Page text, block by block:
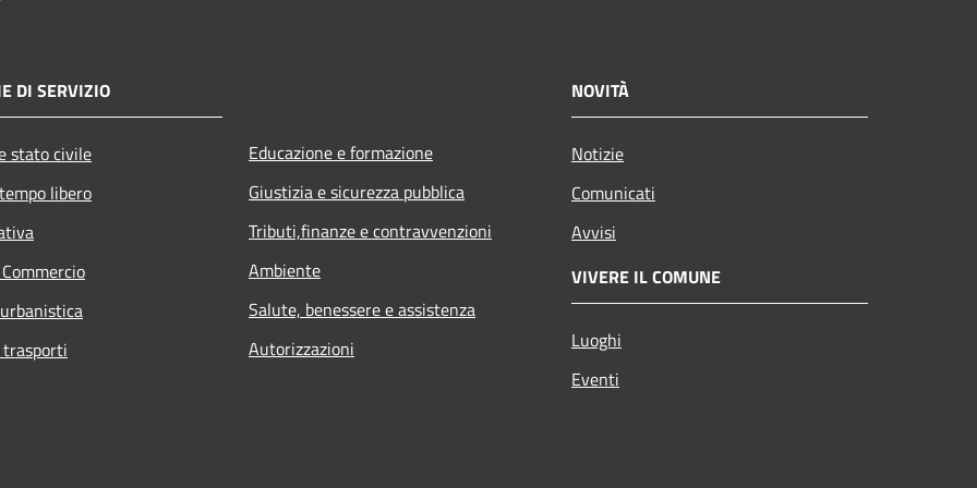
DI SERVIZIO
stato civile
libero
Educazione e formazione
Giustizia e sicurezza pubblica
Tributi,finanze e contravvenzioni
Ambiente
Salute, benessere e assistenza
Autorizzazioni
NOVITÀ
Notizie
Comunicati
Avvisi
VIVERE IL COMUNE
Luoghi
Eventi